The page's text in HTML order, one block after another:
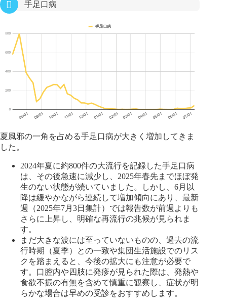
手足口病
夏風邪の一角を占める手足口病が大きく増加してきま
した。
2024年夏に約800件の大流行を記録した手足口病
は、その後急速に減少し、2025年春先までほぼ発
生のない状態が続いていました。しかし、6月以
降は緩やかながら連続して増加傾向にあり、最新
週（2025年7月3日集計）では報告数が前週よりも
さらに上昇し、明確な再流行の兆候が見られま
す。
まだ大きな波には至っていないものの、過去の流
行時期（夏季）との一致や集団生活施設でのリス
クを踏まえると、今後の拡大にも注意が必要で
す。口腔内や四肢に発疹が見られた際は、発熱や
食欲不振の有無を含めて慎重に観察し、症状が明
らかな場合は早めの受診をおすすめします。